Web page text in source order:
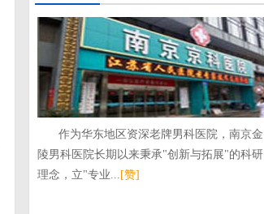
作为华东地区资深老牌男科医院，南京金
陵男科医院长期以来秉承"创新与拓展"的科研
理念，立"专业... [赞]